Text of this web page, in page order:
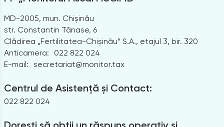
MD-2005, mun. Chișinău
str. Constantin Tănase, 6
Clădirea „Fertilitatea-Chișinău” S.A., etajul 3, bir. 320
Anticamera:
022 822 024
E-mail: secretariat@monitor.tax
Centrul de Asistență și Contact:
022 822 024